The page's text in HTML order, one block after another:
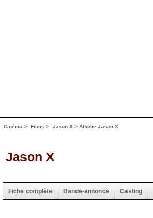
Cinéma > Films > Jason X > Affiche Jason X
Jason X
Fiche complète Bande-annonce Casting